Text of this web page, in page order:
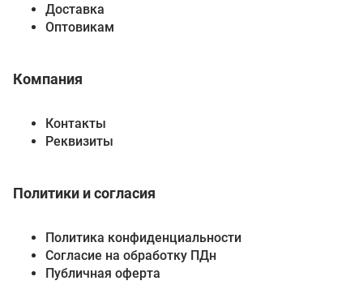
Доставка
Оптовикам
Компания
Контакты
Реквизиты
Политики и согласия
Политика конфиденциальности
Согласие на обработку ПДн
Публичная оферта